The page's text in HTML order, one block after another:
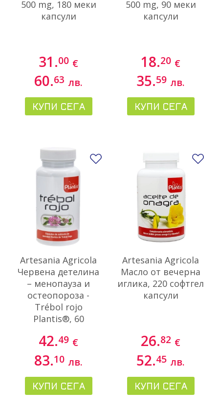
500 mg, 180 меки
капсули
31.00 €
60.63 лв.
КУПИ СЕГА
500 mg, 90 меки
капсули
18.20 €
35.59 лв.
КУПИ СЕГА
Artesania Agricola
Червена детелина
– менопауза и
остеопороза -
Тrébol rojo
Plantis®, 60
42.49 €
83.10 лв.
КУПИ СЕГА
Добави в любими
Artesania Agricola
Масло от вечерна
иглика, 220 софтгел
капсули
26.82 €
52.45 лв.
КУПИ СЕГА